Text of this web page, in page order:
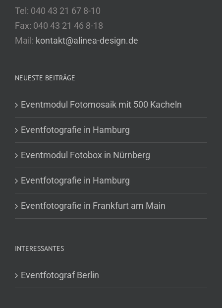
Tel: 040 43 21 67 8-10
Fax: 040 43 21 46 8-18
Mail: kontakt@alinea-design.de
NEUESTE BEITRÄGE
Eventmodul Fotomosaik mit 500 Kacheln
Eventfotografie in Hamburg
Eventmodul Fotobox in Nürnberg
Eventfotografie in Hamburg
Eventfotografie in Frankfurt am Main
INTERESSANTES
Eventfotograf Berlin